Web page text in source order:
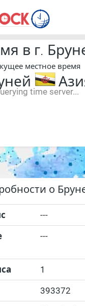
в г.
местное время
time server...
о
---
---
1
393372